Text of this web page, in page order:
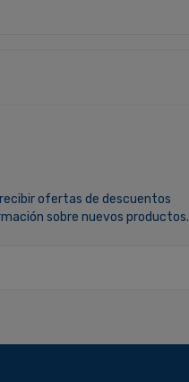
ofertas de descuentos
sobre nuevos productos.